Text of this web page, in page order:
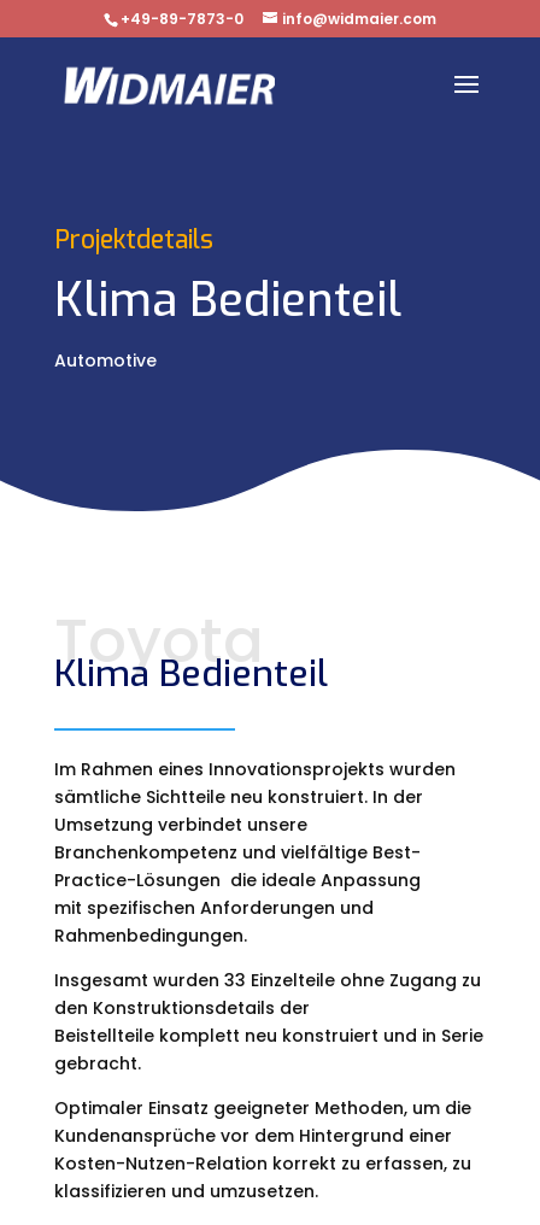
+49-89-7873-0 info@widmaier.com
Projektdetails
Klima Bedienteil
Automotive
Toyota
Klima Bedienteil
Im Rahmen eines Innovationsprojekts wurden
sämtliche Sichtteile neu konstruiert. In der
Umsetzung verbindet unsere
Branchenkompetenz und vielfältige Best-
Practice-Lösungen die ideale Anpassung
mit spezifischen Anforderungen und
Rahmenbedingungen.
Insgesamt wurden 33 Einzelteile ohne Zugang zu
den Konstruktionsdetails der
Beistellteile komplett neu konstruiert und in Serie
gebracht.
Optimaler Einsatz geeigneter Methoden, um die
Kundenansprüche vor dem Hintergrund einer
Kosten-Nutzen-Relation korrekt zu erfassen, zu
klassifizieren und umzusetzen.